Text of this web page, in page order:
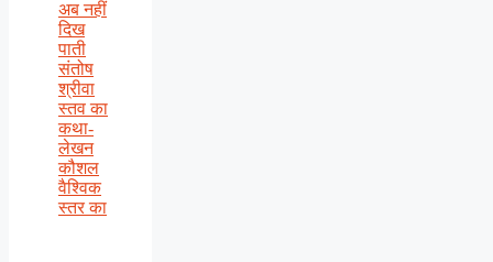
अब नहीं
दिख
पाती
संतोष
श्रीवा
स्तव का
कथा-
लेखन
कौशल
वैश्विक
स्तर का